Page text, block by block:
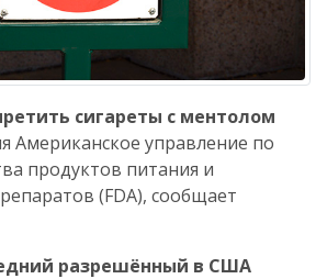
сигареты с ментолом
Американское управление по
продуктов питания и
(FDA), сообщает
разрешённый в США